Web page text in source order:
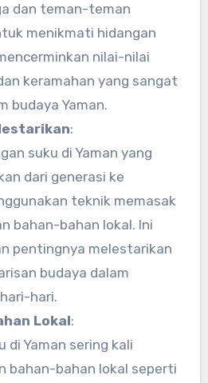
dan teman-teman
menikmati hidangan
nilai-nilai
keramahan yang sangat
budaya Yaman.
:
suku di Yaman yang
dari generasi ke
teknik memasak
bahan-bahan lokal. Ini
pentingnya melestarikan
budaya dalam
hari.
Lokal:
di Yaman sering kali
bahan-bahan lokal seperti